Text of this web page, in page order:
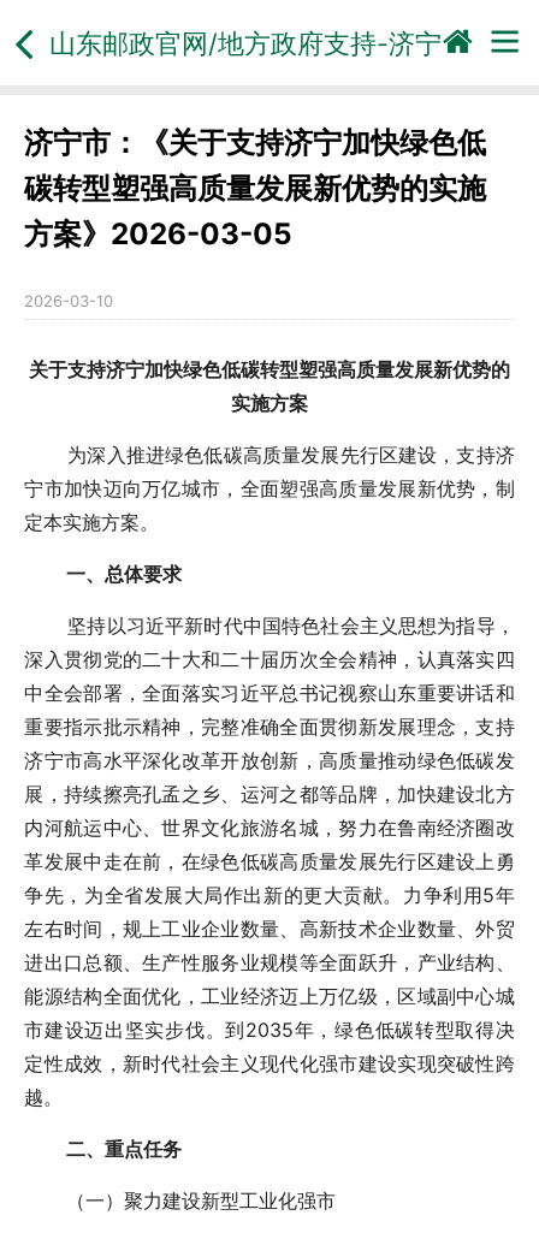
山东邮政官网/地方政府支持-济宁
济宁市：《关于支持济宁加快绿色低
碳转型塑强高质量发展新优势的实施
方案》2026-03-05
2026-03-10
关于支持济宁加快绿色低碳转型塑强高质量发展新优势的
实施方案
为深入推进绿色低碳高质量发展先行区建设，支持济
宁市加快迈向万亿城市，全面塑强高质量发展新优势，制
定本实施方案。
一、总体要求
坚持以习近平新时代中国特色社会主义思想为指导，
深入贯彻党的二十大和二十届历次全会精神，认真落实四
中全会部署，全面落实习近平总书记视察山东重要讲话和
重要指示批示精神，完整准确全面贯彻新发展理念，支持
济宁市高水平深化改革开放创新，高质量推动绿色低碳发
展，持续擦亮孔孟之乡、运河之都等品牌，加快建设北方
内河航运中心、世界文化旅游名城，努力在鲁南经济圈改
革发展中走在前，在绿色低碳高质量发展先行区建设上勇
争先，为全省发展大局作出新的更大贡献。力争利用5年
左右时间，规上工业企业数量、高新技术企业数量、外贸
进出口总额、生产性服务业规模等全面跃升，产业结构、
能源结构全面优化，工业经济迈上万亿级，区域副中心城
市建设迈出坚实步伐。到2035年，绿色低碳转型取得决
定性成效，新时代社会主义现代化强市建设实现突破性跨
越。
二、重点任务
（一）聚力建设新型工业化强市